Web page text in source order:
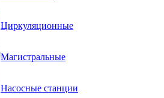
Циркуляционные
Магистральные
Насосные станции